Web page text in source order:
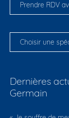
Prendre RDV
Choisir une
Dernières
Germain